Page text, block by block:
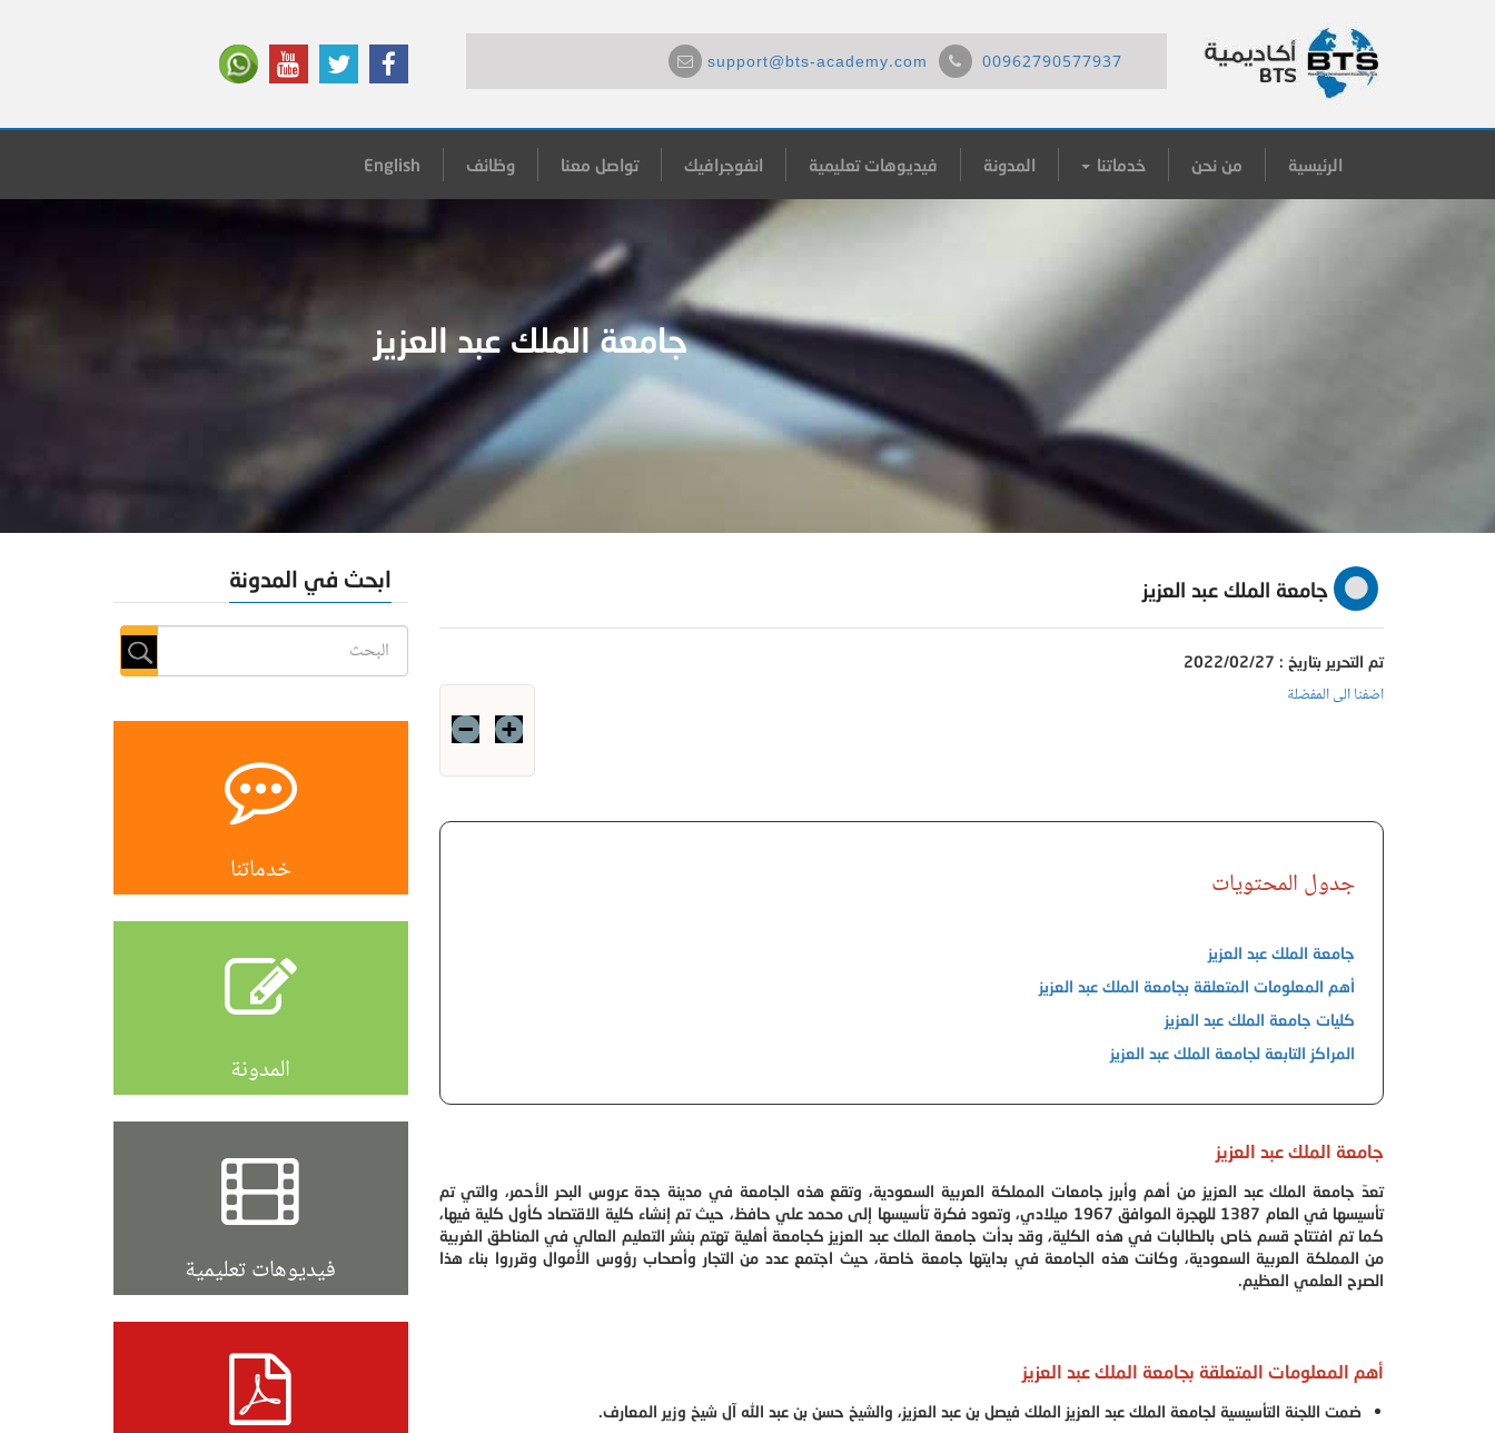
00962790577937
support@bts-academy.com
الرئيسية من نحن خدماتنا المدونة فيديوهات تعليمية انفوجرافيك تواصل معنا وظائف English
جامعة الملك عبد العزيز
جامعة الملك عبد العزيز
تم التحرير بتاريخ : 2022/02/27
اضفنا الى المفضلة
جدول المحتويات
جامعة الملك عبد العزيز
أهم المعلومات المتعلقة بجامعة الملك عبد العزيز
كليات جامعة الملك عبد العزيز
المراكز التابعة لجامعة الملك عبد العزيز
جامعة الملك عبد العزيز
تعدّ جامعة الملك عبد العزيز من أهم وأبرز جامعات المملكة العربية السعودية، وتقع هذه الجامعة في مدينة جدة عروس البحر الأحمر، والتي تم
تأسيسها في العام 1387 للهجرة الموافق 1967 ميلادي، وتعود فكرة تأسيسها إلى محمد علي حافظ، حيث تم إنشاء كلية الاقتصاد كأول كلية فيها،
كما تم افتتاح قسم خاص بالطالبات في هذه الكلية، وقد بدأت جامعة الملك عبد العزيز كجامعة أهلية تهتم بنشر التعليم العالي في المناطق الغربية
من المملكة العربية السعودية، وكانت هذه الجامعة في بدايتها جامعة خاصة، حيث اجتمع عدد من التجار وأصحاب رؤوس الأموال وقرروا بناء هذا
الصرح العلمي العظيم.
أهم المعلومات المتعلقة بجامعة الملك عبد العزيز
ضمت اللجنة التأسيسية لجامعة الملك عبد العزيز الملك فيصل بن عبد العزيز، والشيخ حسن بن عبد الله آل شيخ وزير المعارف.
ابحث في المدونة
خدماتنا
المدونة
فيديوهات تعليمية